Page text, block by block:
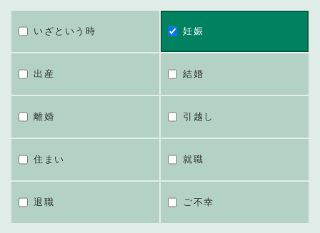
いざという時 妊娠
出産 結婚
離婚 引越し
住まい 就職
退職 ご不幸